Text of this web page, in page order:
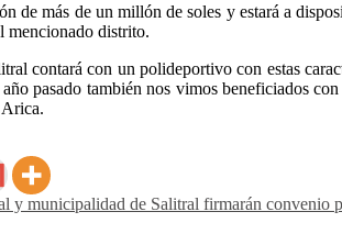
de más de un millón de soles y estará a
mencionado distrito.
contará con un polideportivo con estas
pasado también nos vimos beneficiados
y municipalidad de Salitral firmarán convenio